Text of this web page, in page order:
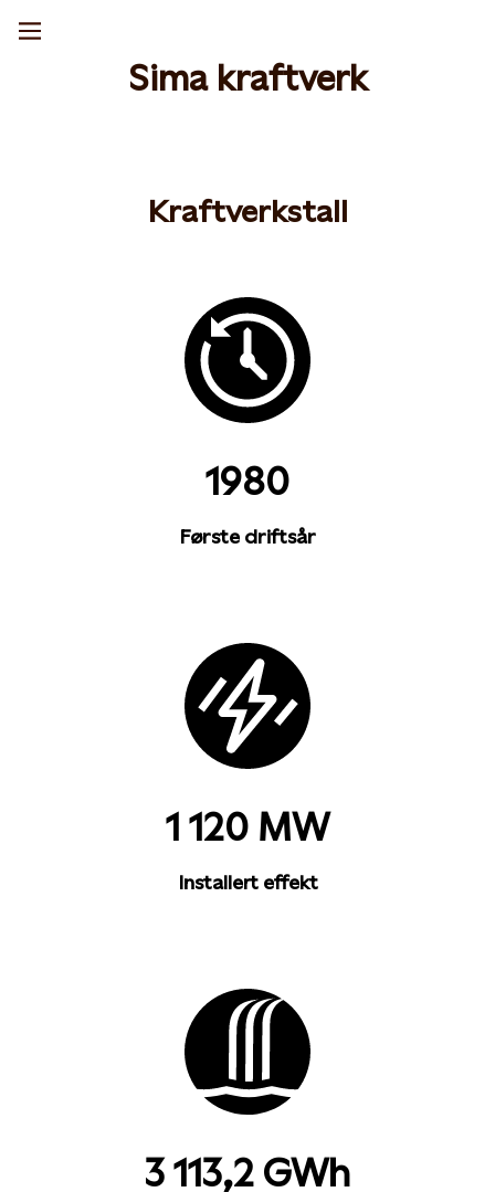
Sima kraftverk
Kraftverkstall
1980
Første driftsår
1 120 MW
Installert effekt
3 113,2 GWh